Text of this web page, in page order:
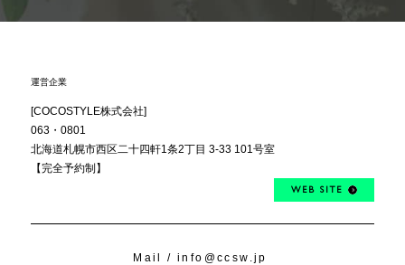
運営企業
[COCOSTYLE株式会社]
063・0801
北海道札幌市西区二十四軒1条2丁目 3-33 101号室
【完全予約制】
WEB SITE
Mail / info@ccsw.jp